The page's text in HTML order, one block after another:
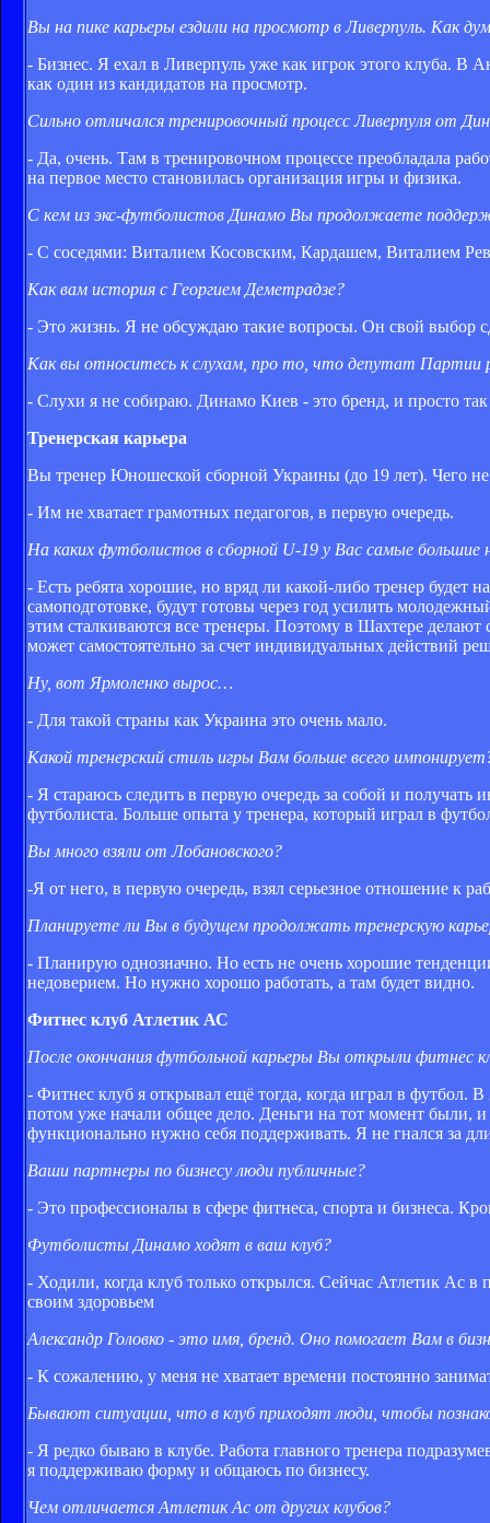
Вы на пике карьеры ездили на просмотр в Ливерпуль. Как
- Бизнес. Я ехал в Ливерпуль уже как игрок этого клуба. В
как один из кандидатов на просмотр.
Сильно отличался тренировочный процесс Ливерпуля от
- Да, очень. Там в тренировочном процессе преобладала
на первое место становилась организация игры и физика.
С кем из экс-футболистов Динамо Вы продолжаете
- С соседями: Виталием Косовским, Кардашем, Виталием
Как вам история с Георгием Деметрадзе?
- Это жизнь. Я не обсуждаю такие вопросы. Он свой выбор
Как вы относитесь к слухам, про то, что депутат Партии
- Слухи я не собираю. Динамо Киев - это бренд, и просто
Тренерская карьера
Вы тренер Юношеской сборной Украины (до 19 лет). Чего
- Им не хватает грамотных педагогов, в первую очередь.
На каких футболистов в сборной U-19 у Вас самые
- Есть ребята хорошие, но вряд ли какой-либо тренер
самоподготовке, будут готовы через год усилить
этим сталкиваются все тренеры. Поэтому в Шахтере
может самостоятельно за счет индивидуальных действий
Ну, вот Ярмоленко вырос…
- Для такой страны как Украина это очень мало.
Какой тренерский стиль игры Вам больше всего
- Я стараюсь следить в первую очередь за собой и
футболиста. Больше опыта у тренера, который играл в
Вы много взяли от Лобановского?
-Я от него, в первую очередь, взял серьезное отношение к
Планируете ли Вы в будущем продолжать тренерскую
- Планирую однозначно. Но есть не очень хорошие
недоверием. Но нужно хорошо работать, а там будет видно.
Фитнес клуб Атлетик АС
После окончания футбольной карьеры Вы открыли фитнес
- Фитнес клуб я открывал ещё тогда, когда играл в футбол.
потом уже начали общее дело. Деньги на тот момент были,
функционально нужно себя поддерживать. Я не гнался за
Ваши партнеры по бизнесу люди публичные?
- Это профессионалы в сфере фитнеса, спорта и бизнеса.
Футболисты Динамо ходят в ваш клуб?
- Ходили, когда клуб только открылся. Сейчас Атлетик Ас в
своим здоровьем
Александр Головко - это имя, бренд. Оно помогает Вам в
- К сожалению, у меня не хватает времени постоянно
Бывают ситуации, что в клуб приходят люди, чтобы
- Я редко бываю в клубе. Работа главного тренера
я поддерживаю форму и общаюсь по бизнесу.
Чем отличается Атлетик Ас от других клубов?